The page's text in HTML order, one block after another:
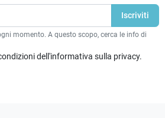
momento. A questo scopo, cerca le info di
dell'informativa sulla privacy.